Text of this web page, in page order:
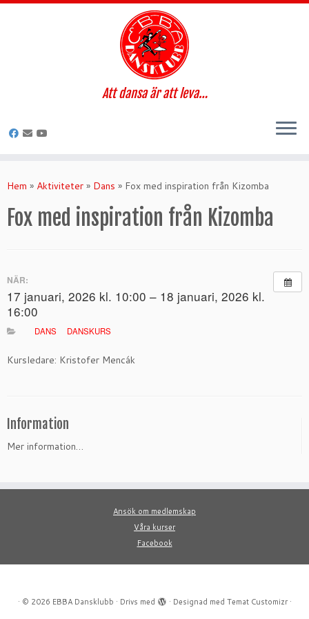
till
Att dansa är att leva…
Hem » Aktiviteter » Dans » Fox med inspiration från Kizomba
Fox med inspiration från Kizomba
NÄR:
17 januari, 2026 kl. 10:00 – 18 januari, 2026 kl.
16:00
DANS DANSKURS
Kursledare: Kristofer Mencák
Information
Mer information…
Ansök om medlemskap
Våra kurser
Facebook
· © 2026 EBBA Dansklubb · Drivs med · Designad med Temat Customizr·